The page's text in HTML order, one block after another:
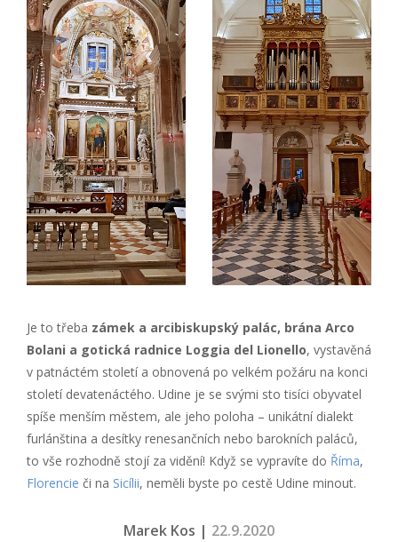
Je to třeba zámek a arcibiskupský palác, brána Arco
Bolani a gotická radnice Loggia del Lionello, vystavěná
v patnáctém století a obnovená po velkém požáru na konci
století devatenáctého. Udine je se svými sto tisíci obyvatel
spíše menším městem, ale jeho poloha – unikátní dialekt
furlánština a desítky renesančních nebo barokních paláců,
to vše rozhodně stojí za vidění! Když se vypravíte do Říma,
Florencie či na Sicílii, neměli byste po cestě Udine minout.
Marek Kos | 22.9.2020